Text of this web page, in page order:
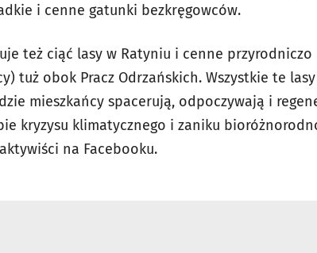
i cenne gatunki bezkręgowców.
też ciąć lasy w Ratyniu i cenne przyrodniczo
tuż obok Pracz Odrzańskich. Wszystkie te
mieszkańcy spacerują, odpoczywają i
kryzysu klimatycznego i zaniku
na Facebooku.